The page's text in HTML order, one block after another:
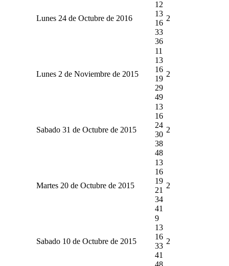
Lunes 24 de Octubre de 2016
12
13
16
33
36
2
Lunes 2 de Noviembre de 2015
11
13
16
19
29
49
2
Sabado 31 de Octubre de 2015
13
16
24
30
38
48
2
Martes 20 de Octubre de 2015
13
16
19
21
34
41
2
Sabado 10 de Octubre de 2015
9
13
16
33
41
48
2